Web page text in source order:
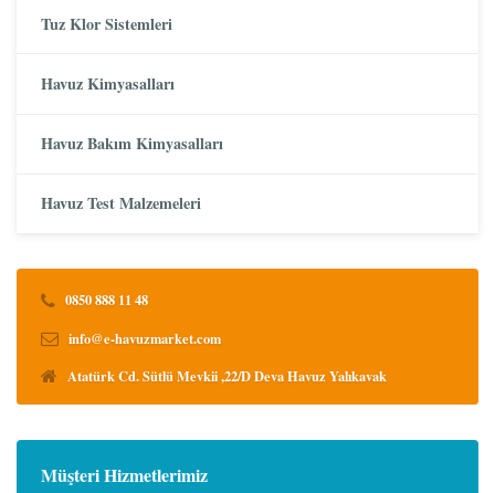
Tuz Klor Sistemleri
Havuz Kimyasalları
Havuz Bakım Kimyasalları
Havuz Test Malzemeleri
0850 888 11 48
info@e-havuzmarket.com
Atatürk Cd. Sütlü Mevkii ,22/D Deva Havuz Yalıkavak
Müşteri Hizmetlerimiz